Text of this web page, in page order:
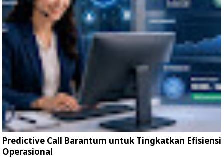
Predictive Call Barantum untuk Tingkatkan Efisiensi
Operasional